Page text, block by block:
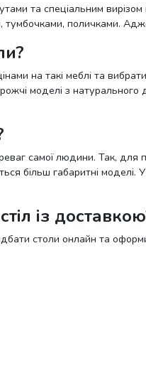
та спеціальним вирізом
тумбочками, поличками.
на такі меблі та
моделі з
самої людини. Так, для
більш габаритні моделі.
із
столи онлайн та